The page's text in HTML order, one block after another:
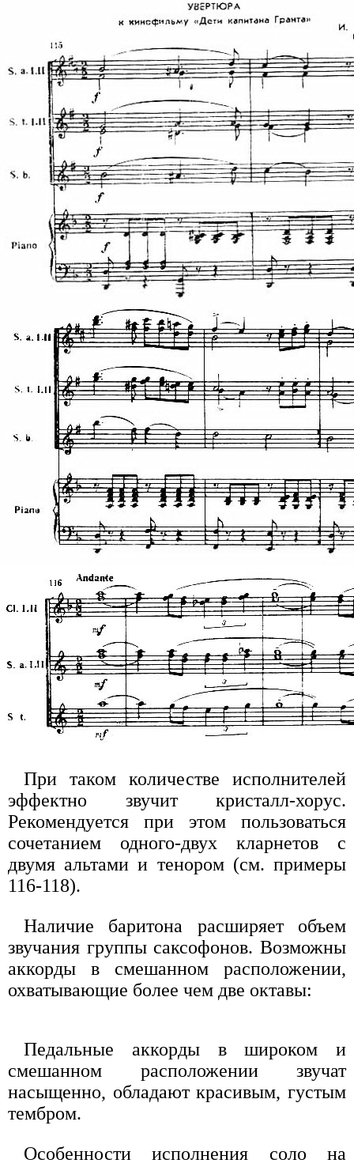
При таком количестве исполнителей
эффектно звучит кристалл-хорус.
Рекомендуется при этом пользоваться
сочетанием одного-двух кларнетов с
двумя альтами и тенором (см. примеры
116-118).
Наличие баритона расширяет объем
звучания группы саксофонов. Возможны
аккорды в смешанном расположении,
охватывающие более чем две октавы:
Педальные аккорды в широком и
смешанном расположении звучат
насыщенно, обладают красивым, густым
тембром.
Особенности исполнения соло на